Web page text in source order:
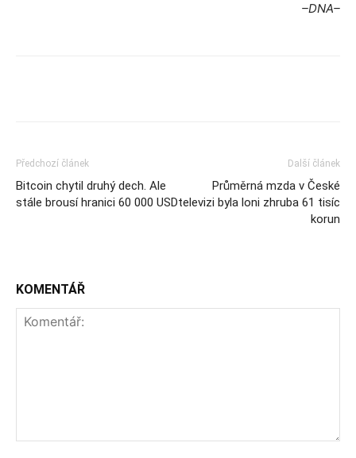
–DNA–
Předchozí článek
Bitcoin chytil druhý dech. Ale
stále brousí hranici 60 000 USD
Další článek
Průměrná mzda v České
televizi byla loni zhruba 61 tisíc
korun
KOMENTÁŘ